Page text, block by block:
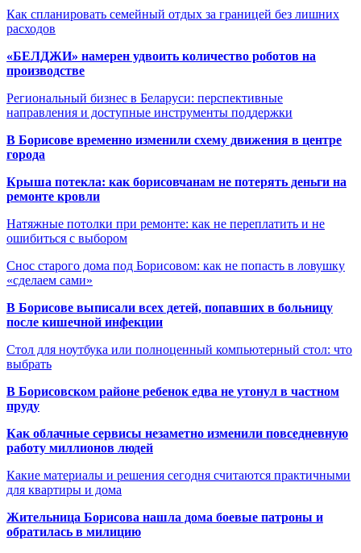
Как спланировать семейный отдых за границей без лишних
расходов
«БЕЛДЖИ» намерен удвоить количество роботов на
производстве
Региональный бизнес в Беларуси: перспективные
направления и доступные инструменты поддержки
В Борисове временно изменили схему движения в центре
города
Крыша потекла: как борисовчанам не потерять деньги на
ремонте кровли
Натяжные потолки при ремонте: как не переплатить и не
ошибиться с выбором
Снос старого дома под Борисовом: как не попасть в ловушку
«сделаем сами»
В Борисове выписали всех детей, попавших в больницу
после кишечной инфекции
Стол для ноутбука или полноценный компьютерный стол: что
выбрать
В Борисовском районе ребенок едва не утонул в частном
пруду
Как облачные сервисы незаметно изменили повседневную
работу миллионов людей
Какие материалы и решения сегодня считаются практичными
для квартиры и дома
Жительница Борисова нашла дома боевые патроны и
обратилась в милицию